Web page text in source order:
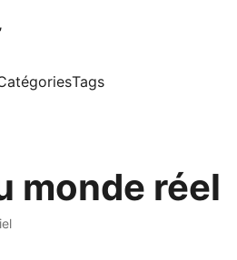
Tags
monde réel